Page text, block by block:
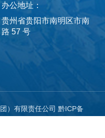
办公地址：
贵州省贵阳市南明区市南
路 57 号
）有限责任公司 黔ICP备